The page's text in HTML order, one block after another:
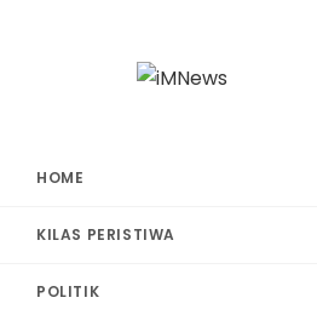
HOME
KILAS PERISTIWA
POLITIK